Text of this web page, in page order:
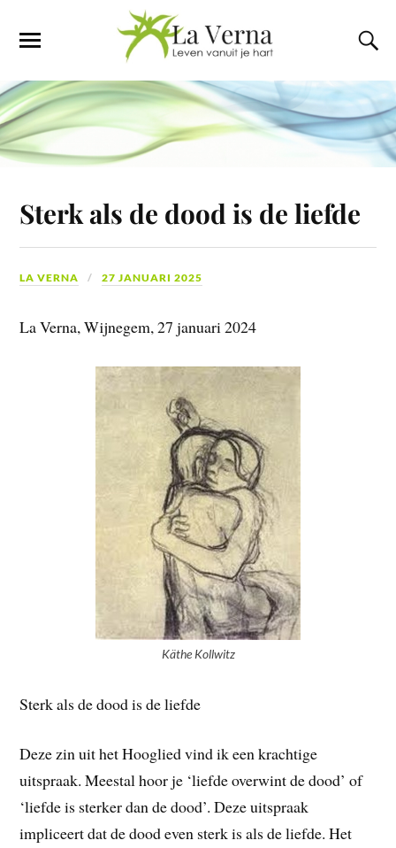
Sterk als de dood is de liefde
LA VERNA 27 JANUARI 2025
La Verna, Wijnegem, 27 januari 2024
Käthe Kollwitz
Sterk als de dood is de liefde
Deze zin uit het Hooglied vind ik een krachtige
uitspraak. Meestal hoor je ‘liefde overwint de dood’ of
‘liefde is sterker dan de dood’. Deze uitspraak
impliceert dat de dood even sterk is als de liefde. Het